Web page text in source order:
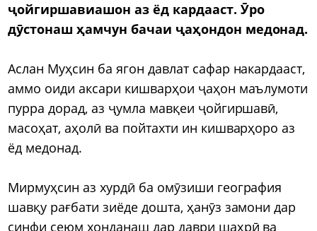
ҷойгиршавиашон аз ёд кардааст. Ӯро
дӯстонаш ҳамчун бачаи ҷаҳондон медонад.
Аслан Муҳсин ба ягон давлат сафар накардааст,
аммо оиди аксари кишварҳои ҷаҳон маълумоти
пурра дорад, аз ҷумла мавқеи ҷойгиршавӣ,
масоҳат, аҳолӣ ва пойтахти ин кишварҳоро аз
ёд медонад.
Мирмуҳсин аз хурдӣ ба омӯзиши география
шавқу рағбати зиёде дошта, ҳанӯз замони дар
синфи сеюм хонданаш дар даври шаҳрӣ ва